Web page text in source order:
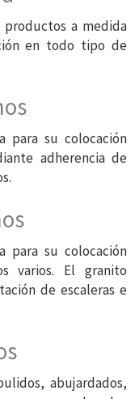
productos a medida
en todo tipo de
para su colocación
adherencia de
para su colocación
varios. El granito
de escaleras e
abujardados,